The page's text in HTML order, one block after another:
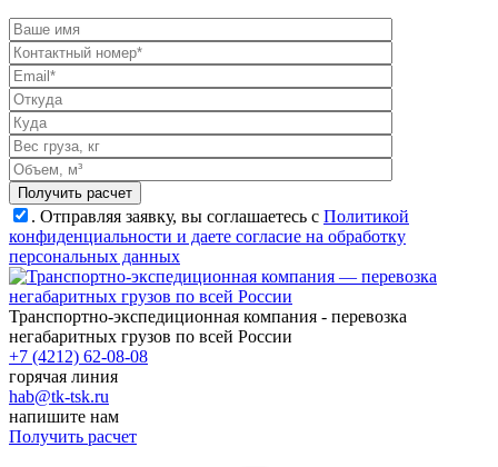
. Отправляя заявку, вы соглашаетесь с Политикой
конфиденциальности и даете согласие на обработку
персональных данных
Транспортно-экспедиционная компания - перевозка
негабаритных грузов по всей России
+7 (4212) 62-08-08
горячая линия
hab@tk-tsk.ru
напишите нам
Получить расчет